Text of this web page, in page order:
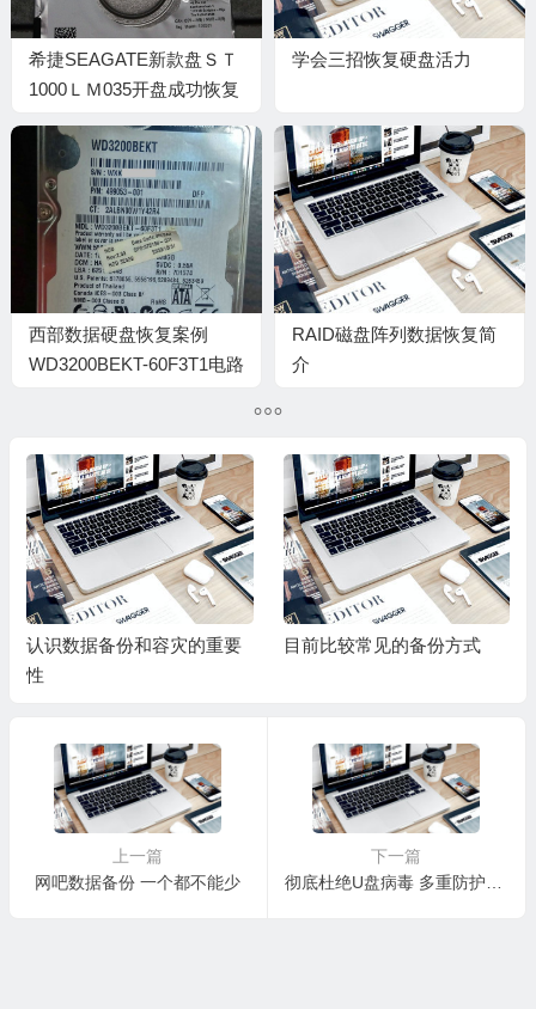
希捷SEAGATE新款盘ＳＴ
1000ＬＭ035开盘成功恢复
学会三招恢复硬盘活力
西部数据硬盘恢复案例
WD3200BEKT-60F3T1电路
RAID磁盘阵列数据恢复简
介
认识数据备份和容灾的重要
性
目前比较常见的备份方式
上一篇
网吧数据备份 一个都不能少
下一篇
彻底杜绝U盘病毒 多重防护力保平安